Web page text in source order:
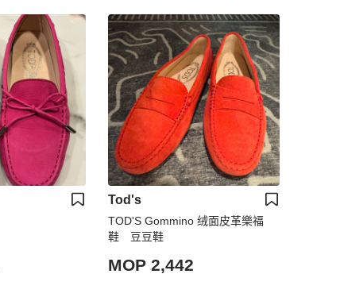
Tod's
TOD'S Gommino 绒面皮革樂福
鞋 豆豆鞋
MOP 2,442